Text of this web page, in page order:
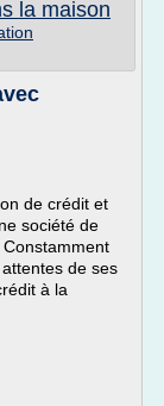
la maison
de crédit et
société de
de ses
à la